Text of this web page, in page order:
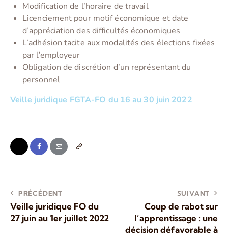
Modification de l’horaire de travail
Licenciement pour motif économique et date
d’appréciation des difficultés économiques
L’adhésion tacite aux modalités des élections fixées
par l’employeur
Obligation de discrétion d’un représentant du
personnel
Veille juridique FGTA-FO du 16 au 30 juin 2022
PRÉCÉDENT
Veille juridique FO du
27 juin au 1er juillet 2022
SUIVANT
Coup de rabot sur
l’apprentissage : une
décision défavorable à